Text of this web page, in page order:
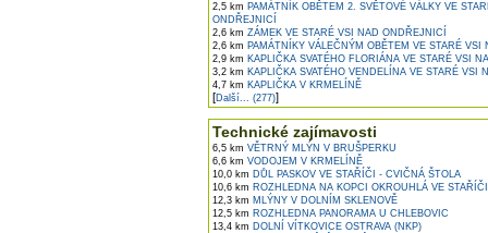
2,5 km PAMÁTNÍK OBĚTEM 2. SVĚTOVÉ VÁLKY VE
ONDŘEJNICÍ
2,6 km ZÁMEK VE STARÉ VSI NAD ONDŘEJNICÍ
2,6 km PAMÁTNÍKY VÁLEČNÝM OBĚTEM VE STARÉ VSI
2,9 km KAPLIČKA SVATÉHO FLORIÁNA VE STARÉ VSI
3,2 km KAPLIČKA SVATÉHO VENDELÍNA VE STARÉ VSI
4,7 km KAPLIČKA V KRMELÍNĚ
[Další... (277)]
Technické zajímavosti
6,5 km VĚTRNÝ MLÝN V BRUŠPERKU
6,6 km VODOJEM V KRMELÍNĚ
10,0 km DŮL PASKOV VE STAŘÍČI - CVIČNÁ ŠTOLA
10,6 km ROZHLEDNA NA KOPCI OKROUHLÁ VE STAŘÍČI
12,3 km MLÝNY V DOLNÍM SKLENOVĚ
12,5 km ROZHLEDNA PANORAMA U CHLEBOVIC
13,4 km DOLNÍ VÍTKOVICE OSTRAVA (NKP)